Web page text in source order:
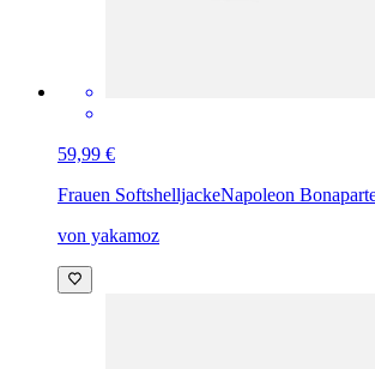
59,99 €
Frauen SoftshelljackeNapoleon
von yakamoz